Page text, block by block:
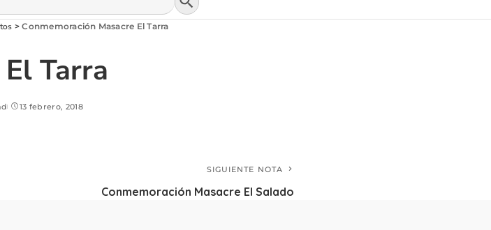
>Conmemoración Masacre El Tarra
Tarra
13 febrero, 2018
SIGUIENTE NOTA
Conmemoración Masacre El Salado